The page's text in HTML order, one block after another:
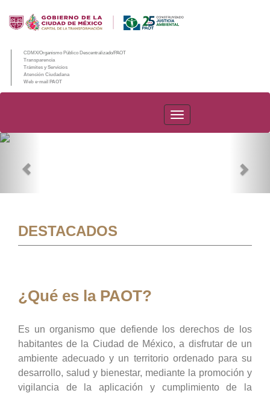
CDMX/Organismo Público Descentralizado/PAOT
Transparencia
Trámites y Servicios
Atención Ciudadana
Web e-mail PAOT
PAOT
DESTACADOS
¿Qué es la PAOT?
Es un organismo que defiende los derechos de los
habitantes de la Ciudad de México, a disfrutar de un
ambiente adecuado y un territorio ordenado para su
desarrollo, salud y bienestar, mediante la promoción y
vigilancia de la aplicación y cumplimiento de la